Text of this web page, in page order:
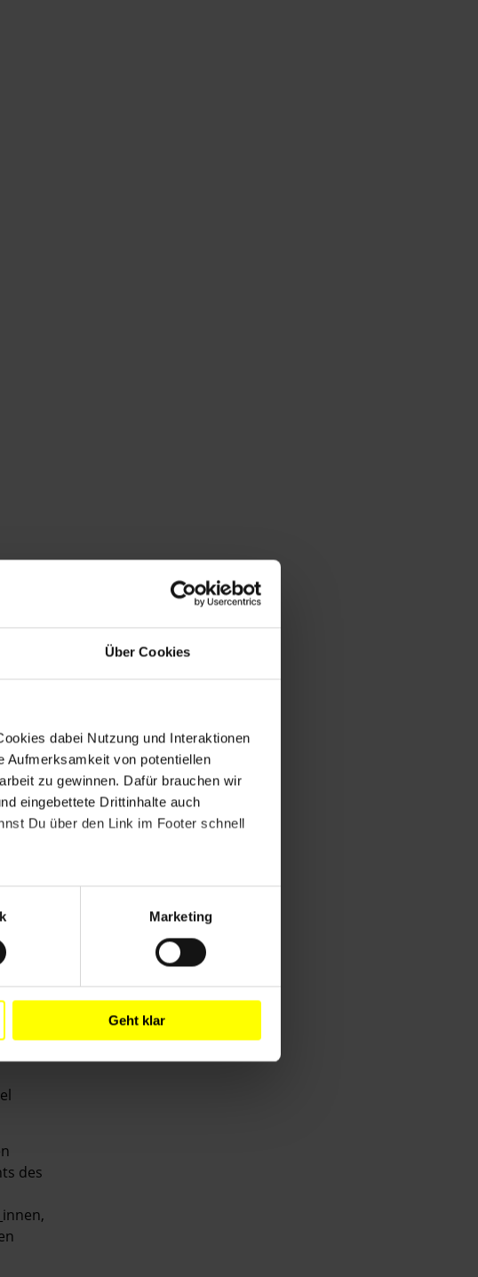
Über Cookies
dabei Nutzung und Interaktionen
Aufmerksamkeit von potentiellen
zu gewinnen. Dafür brauchen wir
eingebettete Drittinhalte auch
Du über den Link im Footer schnell
Marketing
Geht klar
hat.
dass
In
in
des